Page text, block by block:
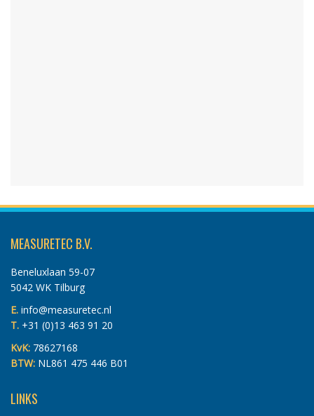
MEASURETEC B.V.
Beneluxlaan 59-07
5042 WK Tilburg
E. info@measuretec.nl
T. +31 (0)13 463 91 20
KvK: 78627168
BTW: NL861 475 446 B01
LINKS